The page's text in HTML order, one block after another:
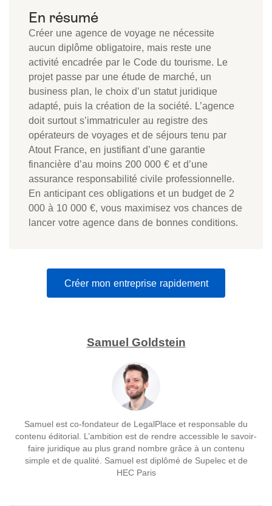
Créer une agence de voyage ne nécessite
aucun diplôme obligatoire, mais reste une
activité encadrée par le Code du tourisme. Le
projet passe par une étude de marché, un
business plan, le choix d’un statut juridique
adapté, puis la création de la société. L’agence
doit surtout s’immatriculer au registre des
opérateurs de voyages et de séjours tenu par
Atout France, en justifiant d’une garantie
financière d’au moins 200 000 € et d’une
assurance responsabilité civile professionnelle.
En anticipant ces obligations et un budget de 2
000 à 10 000 €, vous maximisez vos chances de
lancer votre agence dans de bonnes conditions.
Créer mon entreprise rapidement
Samuel Goldstein
Samuel est co-fondateur de LegalPlace et responsable du
contenu éditorial. L’ambition est de rendre accessible le savoir-
faire juridique au plus grand nombre grâce à un contenu
simple et de qualité. Samuel est diplômé de Supelec et de
HEC Paris